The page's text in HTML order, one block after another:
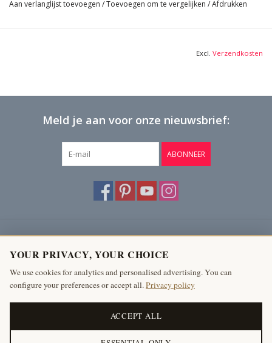
Aan verlanglijst toevoegen /Toevoegen om te vergelijken /Afdrukken
Excl. Verzendkosten
Meld je aan voor onze nieuwsbrief:
ABONNEER
Producten
Mijn account
The Antique Fireplace Bank
YOUR PRIVACY, YOUR CHOICE
We use cookies for analytics and personalised advertising. You can
configure your preferences or accept all.Privacy policy
ACCEPT ALL